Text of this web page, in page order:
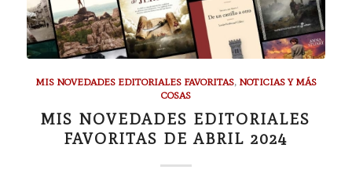
MIS NOVEDADES EDITORIALES FAVORITAS, NOTICIAS Y MÁS
COSAS
MIS NOVEDADES EDITORIALES
FAVORITAS DE ABRIL 2024